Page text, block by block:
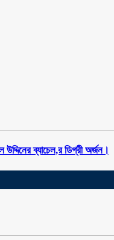
উদ্দিনের ব্যাচেল,র ডিগ্রী অর্জন।